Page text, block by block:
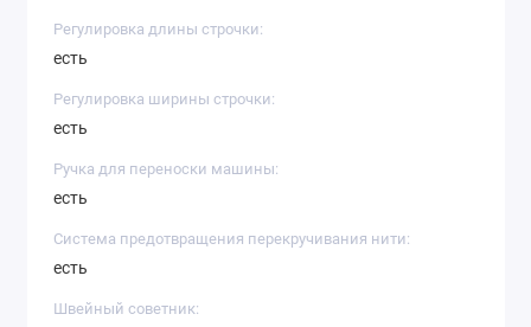
Регулировка длины строчки:
есть
Регулировка ширины строчки:
есть
Ручка для переноски машины:
есть
Система предотвращения перекручивания нити:
есть
Швейный советник: